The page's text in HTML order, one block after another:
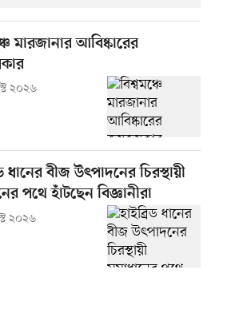
মারজানার আবিষ্কারের
২০২৬
ধানের বীজ উৎপাদনের চিরস্থায়ী
পথে হাঁটছেন বিজ্ঞানীরা
২০২৬